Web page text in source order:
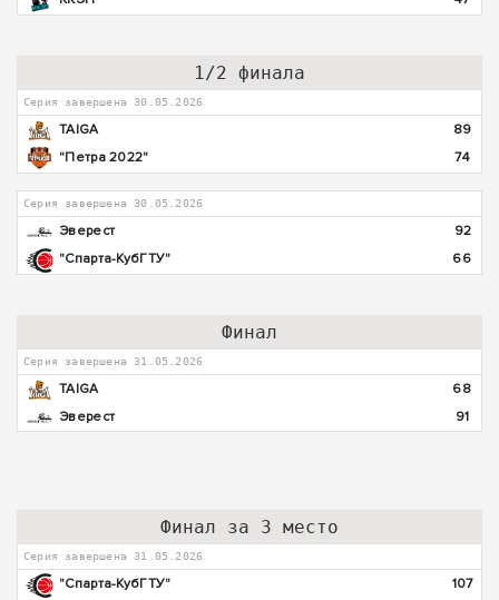
1/2 финала
Серия завершена 30.05.2026
TAIGA
89
"Петра 2022"
74
Серия завершена 30.05.2026
Эверест
92
"Спарта-КубГТУ"
66
Финал
Серия завершена 31.05.2026
TAIGA
68
Эверест
91
Финал за 3 место
Серия завершена 31.05.2026
"Спарта-КубГТУ"
107